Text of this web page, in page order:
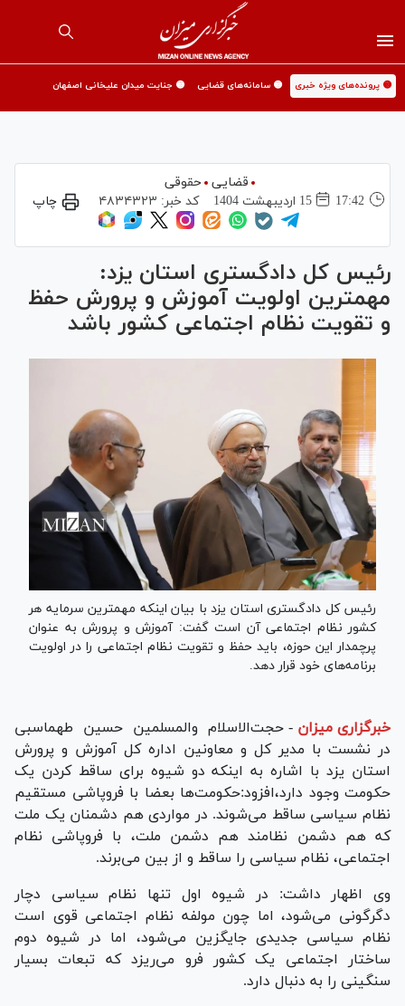
🟡 پرونده‌های ویژه خبری 🟡 سامانه‌های قضایی 🟡 جنایت میدان علیخانی اصفهان
قضایی حقوقی
17:42
15 ارديبهشت 1404 کد خبر: ۴۸۳۴۳۲۳ چاپ
رئیس کل دادگستری استان یزد:
مهمترین اولویت آموزش و پرورش حفظ
و تقویت نظام اجتماعی کشور باشد
رئیس کل دادگستری استان یزد با بیان اینکه مهمترین سرمایه هر
کشور نظام اجتماعی آن است گفت: آموزش و پرورش به عنوان
پرچمدار این حوزه، باید حفظ و تقویت نظام اجتماعی را در اولویت
برنامه‌های خود قرار دهد.
خبرگزاری میزان - حجت‌الاسلام والمسلمین حسین طهماسبی
در نشست با مدیر کل و معاونین اداره کل آموزش و پرورش
استان یزد با اشاره به اینکه دو شیوه برای ساقط کردن یک
حکومت وجود دارد،افزود:حکومت‌ها بعضا با فروپاشی مستقیم
نظام سیاسی ساقط می‌شوند. در مواردی هم دشمنان یک ملت
که هم دشمن نظامند هم دشمن ملت، با فروپاشی نظام
اجتماعی، نظام سیاسی را ساقط و از بین می‌برند.
وی اظهار داشت: در شیوه اول تنها نظام سیاسی دچار
دگرگونی می‌شود، اما چون مولفه نظام اجتماعی قوی است
نظام سیاسی جدیدی جایگزین می‌شود، اما در شیوه دوم
ساختار اجتماعی یک کشور فرو می‌ریزد که تبعات بسیار
سنگینی را به دنبال دارد.